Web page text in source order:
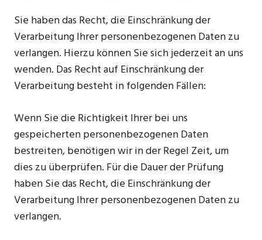
Sie haben das Recht, die Einschränkung der
Verarbeitung Ihrer personenbezogenen Daten zu
verlangen. Hierzu können Sie sich jederzeit an uns
wenden. Das Recht auf Einschränkung der
Verarbeitung besteht in folgenden Fällen:
Wenn Sie die Richtigkeit Ihrer bei uns
gespeicherten personenbezogenen Daten
bestreiten, benötigen wir in der Regel Zeit, um
dies zu überprüfen. Für die Dauer der Prüfung
haben Sie das Recht, die Einschränkung der
Verarbeitung Ihrer personenbezogenen Daten zu
verlangen.